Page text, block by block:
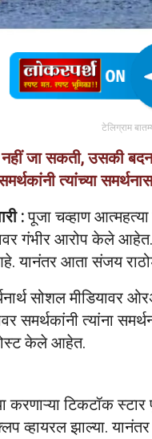
टेलिग्राम
नहीं जा सकती, उसकी
त्यांच्या
:पूजा चव्हाण
गंभीर आरोप केले
यानंतर आता संजय
सोशल
समर्थकांनी त्यांना
केले आहेत.
करणाऱ्या टिकटॉक
व्हायरल झाल्या.